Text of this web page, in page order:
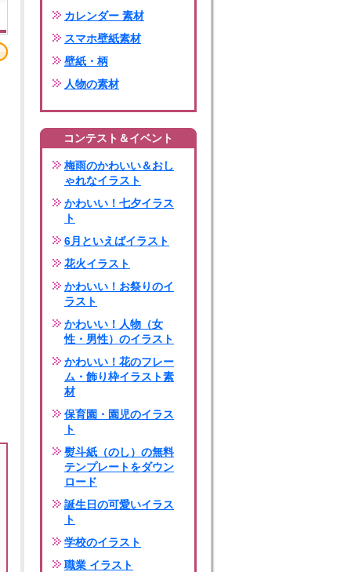
カレンダー 素材
スマホ壁紙素材
壁紙・柄
人物の素材
コンテスト＆イベント
梅雨のかわいい＆おし
ゃれなイラスト
かわいい！七夕イラス
ト
6月といえばイラスト
花火イラスト
かわいい！お祭りのイ
ラスト
かわいい！人物（女
性・男性）のイラスト
かわいい！花のフレー
ム・飾り枠イラスト素
材
保育園・園児のイラス
ト
熨斗紙（のし）の無料
テンプレートをダウン
ロード
誕生日の可愛いイラス
ト
学校のイラスト
職業 イラスト